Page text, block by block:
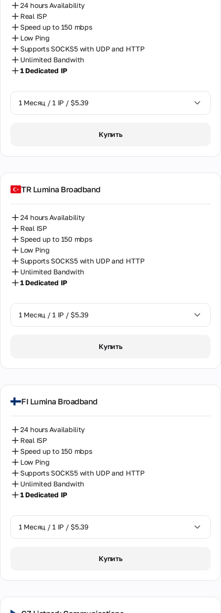
24 hours Availability
Real ISP
Speed up to 150 mbps
Low Ping
Supports SOCKS5 with UDP and HTTP
Unlimited Bandwith
1 Dedicated IP
1 Месяц / 1 IP / $5.39
Купить
TR Lumina Broadband
24 hours Availability
Real ISP
Speed up to 150 mbps
Low Ping
Supports SOCKS5 with UDP and HTTP
Unlimited Bandwith
1 Dedicated IP
1 Месяц / 1 IP / $5.39
Купить
FI Lumina Broadband
24 hours Availability
Real ISP
Speed up to 150 mbps
Low Ping
Supports SOCKS5 with UDP and HTTP
Unlimited Bandwith
1 Dedicated IP
1 Месяц / 1 IP / $5.39
Купить